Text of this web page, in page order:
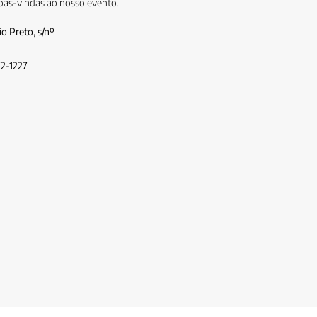
vindas ao nosso evento.
Preto, s/nº
1227